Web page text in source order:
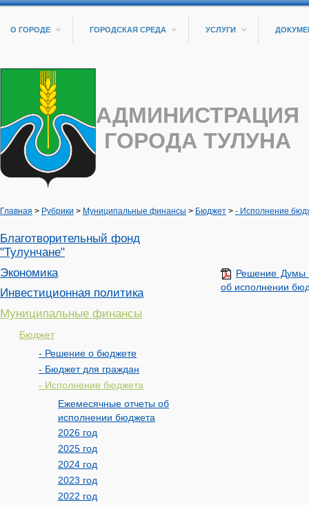
О ГОРОДЕ ГОРОДСКАЯ СРЕДА УСЛУГИ
АДМИНИСТРАЦИЯ
ГОРОДА ТУЛУНА
Главная > Рубрики > Муниципальные финансы > Бюджет > - Исполнение
Благотворительный фонд
"Тулунчане"
Экономика
Инвестиционная политика
Муниципальные финансы
Бюджет
- Решение о бюджете
- Бюджет для граждан
- Исполнение бюджета
Ежемесячные отчеты об
исполнении бюджета
2026 год
2025 год
2024 год
2023 год
2022 год
Решение Думы
об исполнении